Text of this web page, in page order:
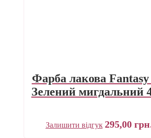
Фарба лакова
Зелений мигдальний
Залишити відгук 295,00